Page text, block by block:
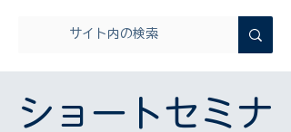
ショートセミナ